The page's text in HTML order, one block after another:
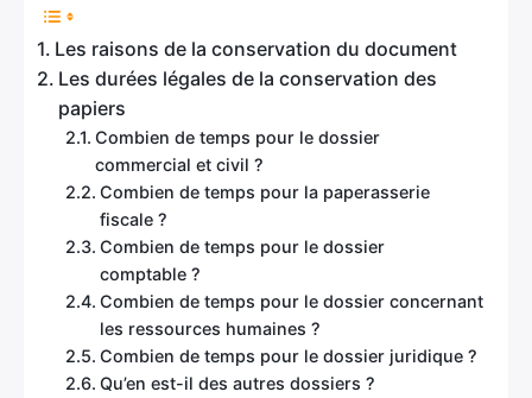
Les raisons de la conservation du document
Les durées légales de la conservation des
papiers
Combien de temps pour le dossier
commercial et civil ?
Combien de temps pour la paperasserie
fiscale ?
Combien de temps pour le dossier
comptable ?
Combien de temps pour le dossier concernant
les ressources humaines ?
Combien de temps pour le dossier juridique ?
Qu’en est-il des autres dossiers ?